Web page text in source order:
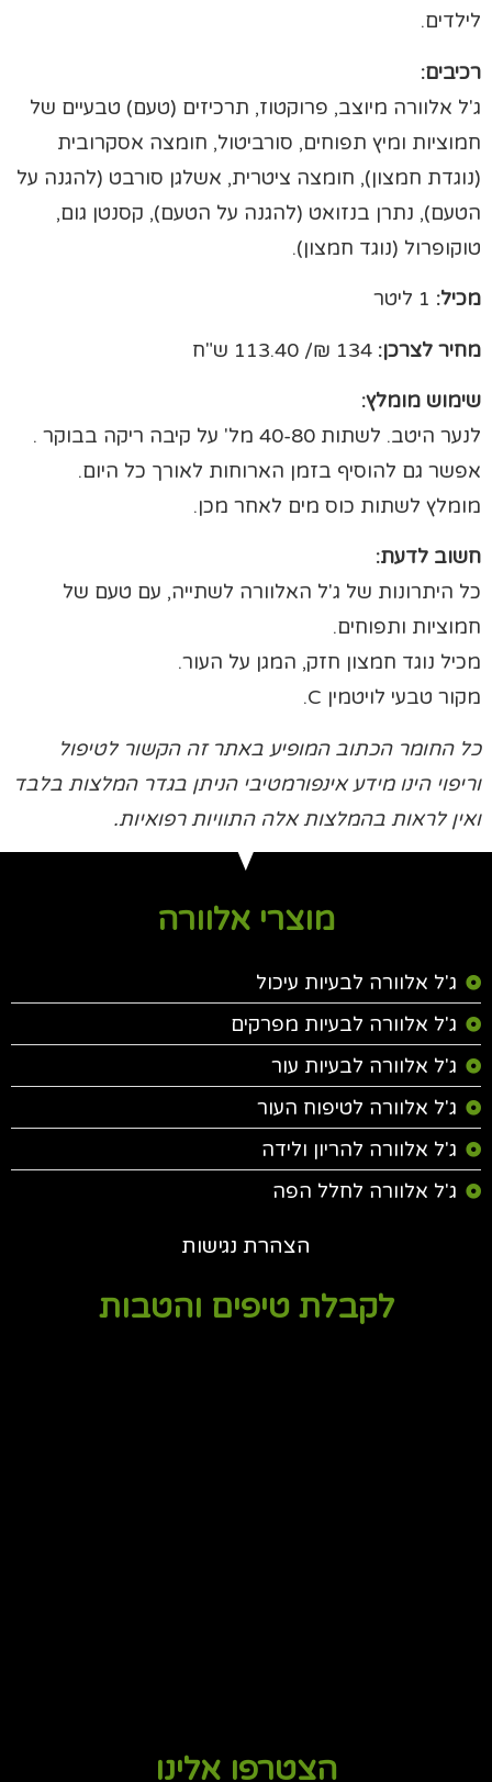
לילדים.
רכיבים:
ג'ל אלוורה מיוצב, פרוקטוז, תרכיזים (טעם) טבעיים של
חמוציות ומיץ תפוחים, סורביטול, חומצה אסקרובית
(נוגדת חמצון), חומצה ציטרית, אשלגן סורבט (להגנה על
הטעם), נתרן בנזואט (להגנה על הטעם), קסנטן גום,
טוקופרול (נוגד חמצון).
מכיל:
מחיר לצרכן:
שימוש מומלץ:
לנער היטב. לשתות 40-80 מל' על קיבה ריקה בבוקר .
אפשר גם להוסיף בזמן הארוחות לאורך כל היום.
מומלץ לשתות כוס מים לאחר מכן.
חשוב לדעת:
כל היתרונות של ג'ל האלוורה לשתייה, עם טעם של
חמוציות ותפוחים.
מכיל נוגד חמצון חזק, המגן על העור.
מקור טבעי לויטמין C.
כל החומר הכתוב המופיע באתר זה הקשור לטיפול
וריפוי הינו מידע אינפורמטיבי הניתן בגדר המלצות בלבד
ואין לראות בהמלצות אלה התוויות רפואיות.
מוצרי אלוורה
ג'ל אלוורה לבעיות עיכול
ג'ל אלוורה לבעיות מפרקים
ג'ל אלוורה לבעיות עור
ג'ל אלוורה לטיפוח העור
ג'ל אלוורה להריון ולידה
ג'ל אלוורה לחלל הפה
הצהרת נגישות
לקבלת טיפים והטבות
הצטרפו אלינו